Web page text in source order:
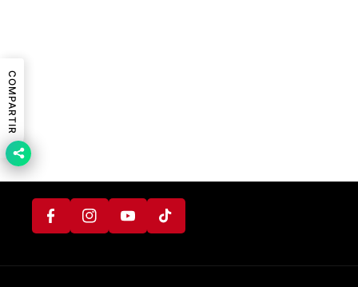
E
B
O
A
G
U
T
K
T
O
COMPARTIR